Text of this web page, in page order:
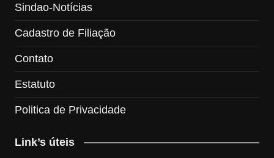
Sindao-Notícias
Cadastro de Filiação
Contato
Estatuto
Politica de Privacidade
Link’s úteis